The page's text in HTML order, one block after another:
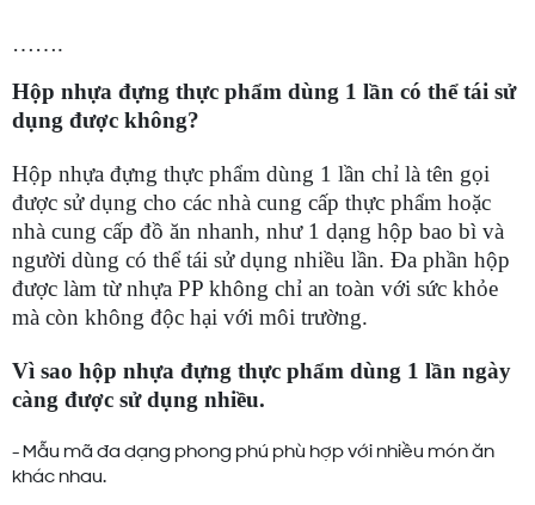
…….
Hộp nhựa đựng thực phẩm dùng 1 lần có thể tái sử
dụng được không?
Hộp nhựa đựng thực phẩm dùng 1 lần chỉ là tên gọi
được sử dụng cho các nhà cung cấp thực phẩm hoặc
nhà cung cấp đồ ăn nhanh, như 1 dạng hộp bao bì và
người dùng có thể tái sử dụng nhiều lần. Đa phần hộp
được làm từ nhựa PP không chỉ an toàn với sức khỏe
mà còn không độc hại với môi trường.
Vì sao hộp nhựa đựng thực phẩm dùng 1 lần ngày
càng được sử dụng nhiều.
- Mẫu mã đa dạng phong phú phù hợp với nhiều món ăn
khác nhau.